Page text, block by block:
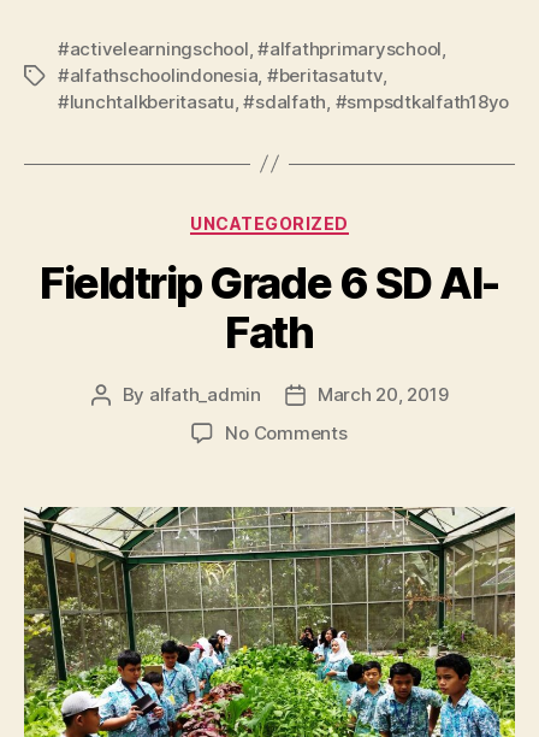
#activelearningschool ,#alfathprimaryschool
#alfathschoolindonesia #beritasatutv,
#lunchtalkberitasatu ,#sdalfath #smpsdtkalfath18yo
UNCATEGORIZED
Fieldtrip Grade 6 SD Al-
Fath
By alfath_admin
March 20, 2019
No Comments